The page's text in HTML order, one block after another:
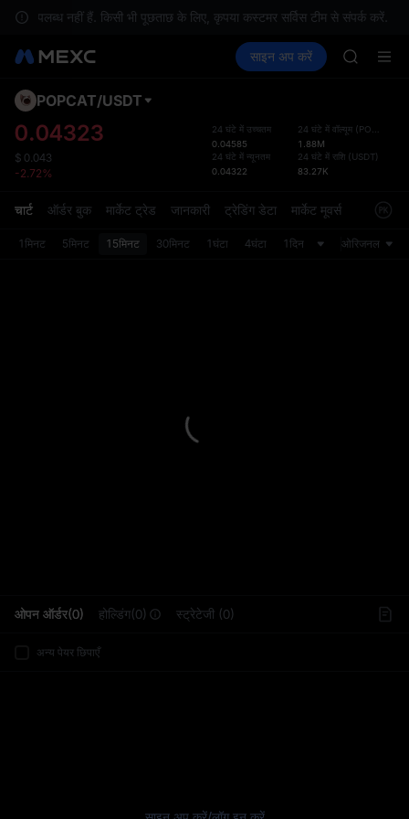
उपलब्ध नहीं हैं. किसी भी पूछताछ के लिए, कृपया कस्टमर सर्विस टीम से संपर्क करें.
स्पॉट फ़्यूचर्स PLTR कमाएँ
साइन अप करें
BLESS
HEI
BLESS
SPCX
UNITREE
Unitree
को
POPCAT/USDT
0.04323
$ 0.043
-2.72%
24 घंटे में उच्चतम
0.04585
24 घंटे में न्यूनतम
0.04322
24 घंटे में वॉल्यूम (POPCAT
1.88M
24 घंटे में राशि (USDT)
83.27K
चार्ट ऑर्डर बुक मार्केट ट्रेड जानकारी ट्रेडिंग डेटा मार्केट मूवर्स
1मिनट 5मिनट 15मिनट 30मिनट 1घंटा 4घंटा 1दिन ओरिजनल
ओपन ऑर्डर(0) होल्डिंग(0) स्ट्रेटेजी (0)
अन्य पेयर छिपाएँ